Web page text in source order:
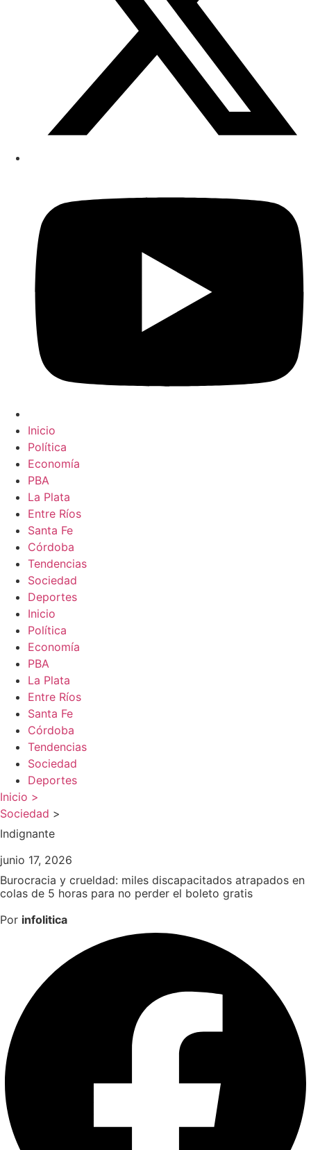
Inicio
Política
Economía
PBA
La Plata
Entre Ríos
Santa Fe
Córdoba
Tendencias
Sociedad
Deportes
Inicio
Política
Economía
PBA
La Plata
Entre Ríos
Santa Fe
Córdoba
Tendencias
Sociedad
Deportes
Inicio >
Sociedad >
Indignante
junio 17, 2026
Burocracia y crueldad: miles discapacitados atrapados en
colas de 5 horas para no perder el boleto gratis
Por infolitica